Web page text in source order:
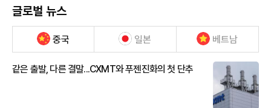
글로벌 뉴스
중국 일본 베트남
같은 출발, 다른 결말...CXMT와 푸젠진화의 첫 단추